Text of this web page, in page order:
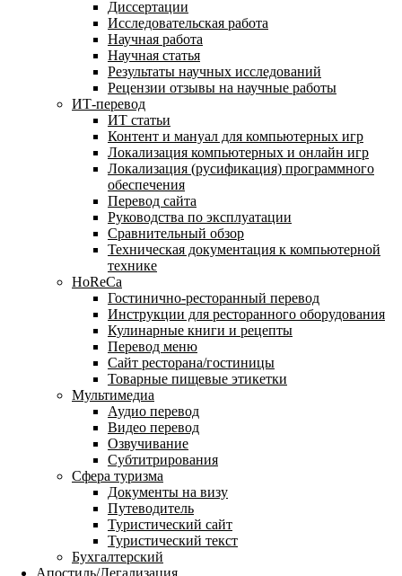
Диссертации
Исследовательская работа
Научная работа
Научная статья
Результаты научных исследований
Рецензии отзывы на научные работы
ИТ-перевод
ИТ статьи
Контент и мануал для компьютерных игр
Локализация компьютерных и онлайн игр
Локализация (русификация) программного
обеспечения
Перевод сайта
Руководства по эксплуатации
Сравнительный обзор
Техническая документация к компьютерной
технике
HoReCa
Гостинично-ресторанный перевод
Инструкции для ресторанного оборудования
Кулинарные книги и рецепты
Перевод меню
Сайт ресторана/гостиницы
Товарные пищевые этикетки
Мультимедиа
Аудио перевод
Видео перевод
Озвучивание
Субтитрирования
Сфера туризма
Документы на визу
Путеводитель
Туристический сайт
Туристический текст
Бухгалтерский
Апостиль/Легализация